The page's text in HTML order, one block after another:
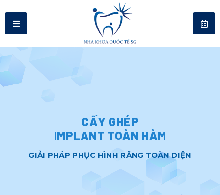
CẤY GHÉP
IMPLANT TOÀN HÀM
GIẢI PHÁP PHỤC HÌNH RĂNG TOÀN DIỆN